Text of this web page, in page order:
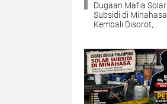
Dugaan Mafia Solar
Subsidi di Minahasa
Kembali Disorot,
Penimbunan